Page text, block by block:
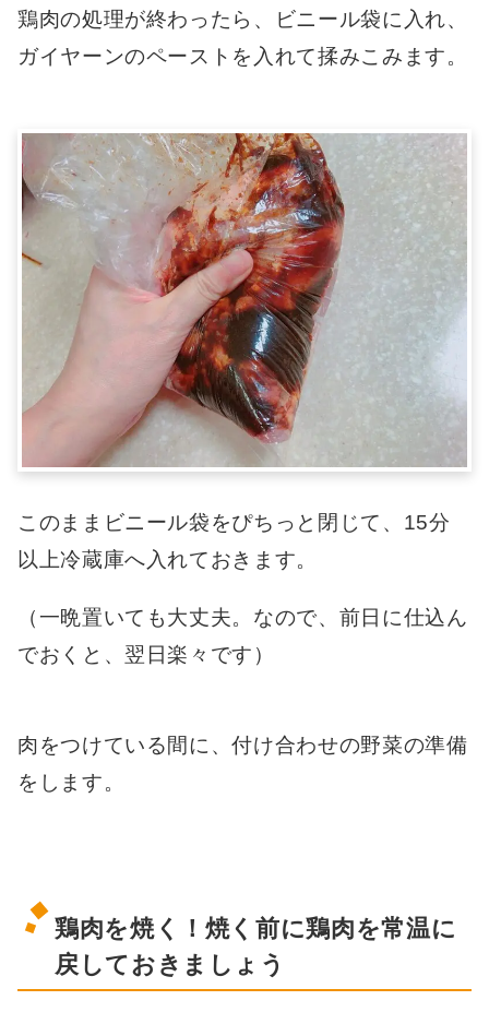
鶏肉の処理が終わったら、ビニール袋に入れ、
ガイヤーンのペーストを入れて揉みこみます。
このままビニール袋をぴちっと閉じて、15分
以上冷蔵庫へ入れておきます。
（一晩置いても大丈夫。なので、前日に仕込ん
でおくと、翌日楽々です）
肉をつけている間に、付け合わせの野菜の準備
をします。
鶏肉を焼く！焼く前に鶏肉を常温に
戻しておきましょう